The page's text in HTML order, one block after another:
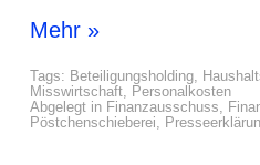
Mehr »
Tags: Beteiligungsholding,
Misswirtschaft, Personalkosten
Abgelegt in Finanzausschuss,
Pöstchenschieberei,